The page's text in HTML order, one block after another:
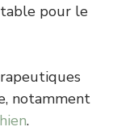
pour le
notamment
.